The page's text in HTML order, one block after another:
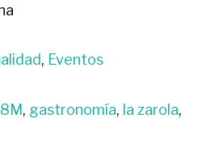
, Eventos
8M, gastronomía, la zarola,